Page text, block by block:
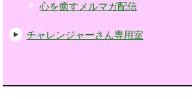
心を癒すメルマガ配信
チャレンジャーさん専用室